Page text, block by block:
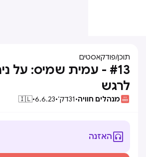
תוכן/פודקאסטים
#13 - עמית שמיס: על
לרגש
מנהלים חוויה•
31דק׳•
6.6.23
•
🇮🇱
האזנה